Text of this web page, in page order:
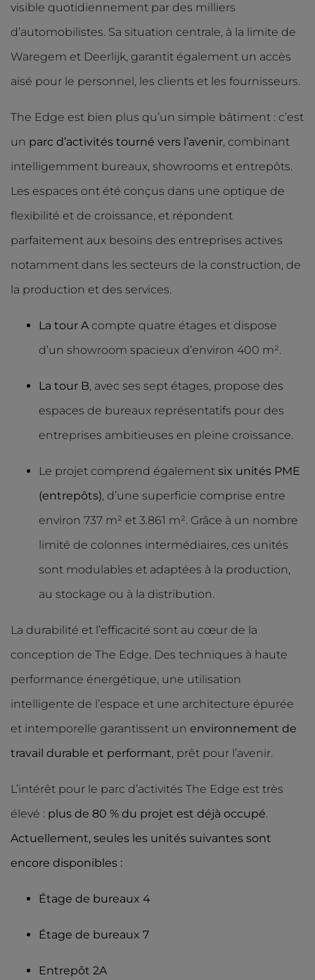
visible quotidiennement par des milliers
d’automobilistes. Sa situation centrale, à la limite de
Waregem et Deerlijk, garantit également un accès
aisé pour le personnel, les clients et les fournisseurs.
The Edge est bien plus qu’un simple bâtiment : c’est
un parc d’activités tourné vers l’avenir, combinant
intelligemment bureaux, showrooms et entrepôts.
Les espaces ont été conçus dans une optique de
flexibilité et de croissance, et répondent
parfaitement aux besoins des entreprises actives
notamment dans les secteurs de la construction, de
la production et des services.
La tour Acompte quatre étages et dispose
d’un showroom spacieux d’environ 400 m².
La tour B, avec ses sept étages, propose des
espaces de bureaux représentatifs pour des
entreprises ambitieuses en pleine croissance.
Le projet comprend également six unités PME
(entrepôts), d’une superficie comprise entre
environ 737 m² et 3.861 m². Grâce à un nombre
limité de colonnes intermédiaires, ces unités
sont modulables et adaptées à la production,
au stockage ou à la distribution.
La durabilité et l’efficacité sont au cœur de la
conception de The Edge. Des techniques à haute
performance énergétique, une utilisation
intelligente de l’espace et une architecture épurée
et intemporelle garantissent un environnement de
travail durable et performant, prêt pour l’avenir.
L’intérêt pour le parc d’activités The Edge est très
élevé : plus de 80 % du projet est déjà occupé.
Actuellement, seules les unités suivantes sont
encore disponibles :
Étage de bureaux 4
Étage de bureaux 7
Entrepôt 2A